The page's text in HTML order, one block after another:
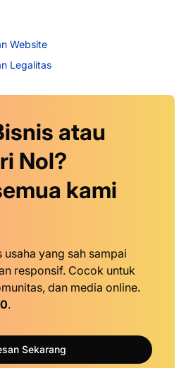
Website
Legalitas
atau
Nol?
kami
yang sah sampai
responsif. Cocok untuk
dan media online.
.
Sekarang